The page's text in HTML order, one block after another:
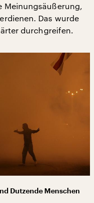
Meinungsäußerung,
Das wurde
durchgreifen.
Dutzende Menschen